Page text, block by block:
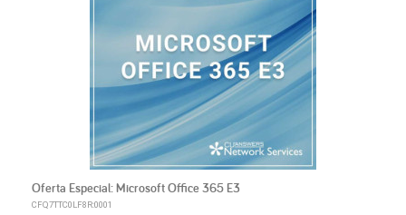
Oferta Especial: Microsoft Office 365 E3
CFQ7TTC0LF8R:0001